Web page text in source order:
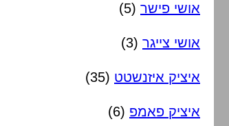
אושי פישר (5)
אושי צייגר (3)
איציק איזנשטט (35)
איציק פאמפ (6)